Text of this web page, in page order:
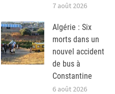
7 août 2026
Algérie : Six
morts dans un
nouvel accident
de bus à
Constantine
6 août 2026